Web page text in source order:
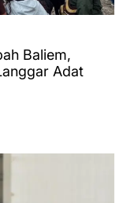
Baliem,
Adat